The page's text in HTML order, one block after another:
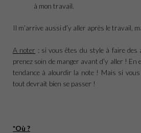
à mon travail.
Il m’arrive aussi d’y aller après le travail,
A noter : si vous êtes du style à faire des
prenez soin de manger avant d’y aller ! En
tendance à alourdir la note ! Mais si
tout devrait bien se passer !
*Où ?